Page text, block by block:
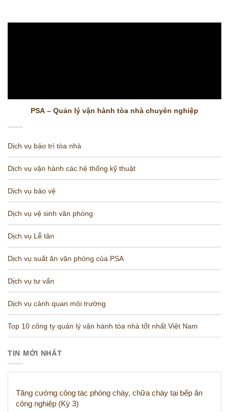
PSA – Quản lý vận hành tòa nhà chuyên nghiệp
Dịch vụ bảo trì tòa nhà
Dịch vụ vận hành các hệ thống kỹ thuật
Dịch vụ bảo vệ
Dịch vụ vệ sinh văn phòng
Dịch vụ Lễ tân
Dịch vụ suất ăn văn phòng của PSA
Dịch vụ tư vấn
Dịch vụ cảnh quan môi trường
Top 10 công ty quản lý vận hành tòa nhà tốt nhất Việt Nam
TIN MỚI NHẤT
Tăng cường công tác phòng cháy, chữa cháy tại bếp ăn
công nghiệp (Kỳ 3)